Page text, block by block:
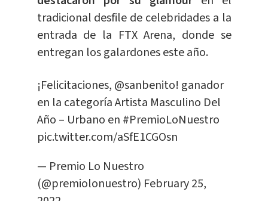
tradicional desfile de celebridades a la
entrada de la FTX Arena, donde se
entregan los galardones este año.
¡Felicitaciones, @sanbenito! ganador
en la categoría Artista Masculino Del
Año – Urbano en #PremioLoNuestro
pic.twitter.com/aSfE1CGOsn
— Premio Lo Nuestro
(@premiolonuestro) February 25,